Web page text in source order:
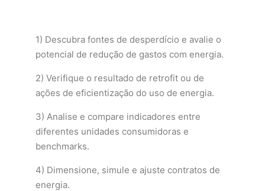
1) Descubra fontes de desperdício e avalie o
potencial de redução de gastos com energia.
2) Verifique o resultado de retrofit ou de
ações de eficientização do uso de energia.
3) Analise e compare indicadores entre
diferentes unidades consumidoras e
benchmarks.
4) Dimensione, simule e ajuste contratos de
energia.